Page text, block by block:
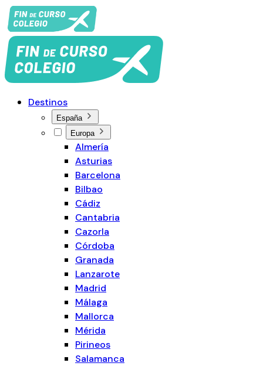
Destinos
España
Europa
Almería
Asturias
Barcelona
Bilbao
Cádiz
Cantabria
Cazorla
Córdoba
Granada
Lanzarote
Madrid
Málaga
Mallorca
Mérida
Pirineos
Salamanca